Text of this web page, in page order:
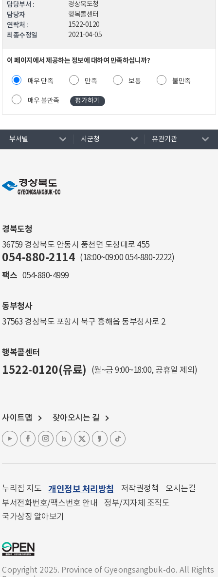
담당부서 : 경상북도청
담당자 행복콜센터
연락처 : 1522-0120
최종수정일 2021-04-05
이 페이지에서 제공하는 정보에 대하여 만족하십니까?
매우 만족 만족 보통 불만족
매우 불만족
부서별 시군청 유관기관
경북도청
36759 경상북도 안동시 풍천면 도청대로 455
054-880-2114 (18:00~09:00 054-880-2222)
팩스 054-880-4999
동부청사
37563 경상북도 포항시 북구 흥해읍 동부청사로 2
행복콜센터
1522-0120(유료) (월~금 9:00~18:00, 공휴일 제외)
사이트맵 찾아오시는 길
누리집 지도 개인정보 처리방침 저작권정책
오시는길
부서전화번호/팩스번호 안내
정부/지자체 조직도
국가상징 알아보기
Copyright 2025. Province of Gyeongsangbuk-do. All Rights